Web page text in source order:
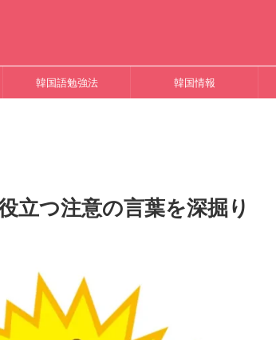
韓国語勉強法 韓国情報
立つ注意の言葉を深掘り